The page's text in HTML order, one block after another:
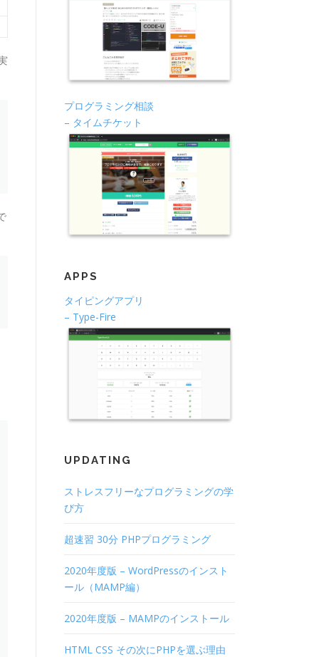
プログラミング相談
– タイムチケット
APPS
タイピングアプリ
– Type-Fire
UPDATING
ストレスフリーなプログラミングの学
び方
超速習 30分 PHPプログラミング
2020年度版 – WordPressのインスト
ール（MAMP編）
2020年度版 – MAMPのインストール
HTML CSS その次にPHPを選ぶ理由